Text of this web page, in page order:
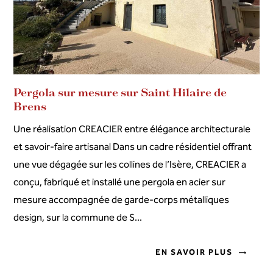
Pergola sur mesure sur Saint Hilaire de
Brens
Une réalisation CREACIER entre élégance architecturale
et savoir-faire artisanal Dans un cadre résidentiel offrant
une vue dégagée sur les collines de l’Isère, CREACIER a
conçu, fabriqué et installé une pergola en acier sur
mesure accompagnée de garde-corps métalliques
design, sur la commune de S...
EN SAVOIR PLUS